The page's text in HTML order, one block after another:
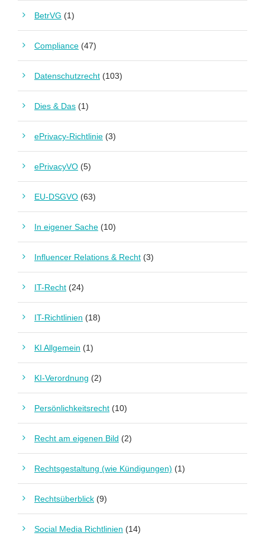
BetrVG (1)
Compliance (47)
Datenschutzrecht (103)
Dies & Das (1)
ePrivacy-Richtlinie (3)
ePrivacyVO (5)
EU-DSGVO (63)
In eigener Sache (10)
Influencer Relations & Recht (3)
IT-Recht (24)
IT-Richtlinien (18)
KI Allgemein (1)
KI-Verordnung (2)
Persönlichkeitsrecht (10)
Recht am eigenen Bild (2)
Rechtsgestaltung (wie Kündigungen) (1)
Rechtsüberblick (9)
Social Media Richtlinien (14)